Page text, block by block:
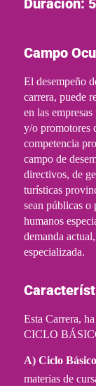
Campo
El desempeño
carrera, puede
en las
y/o promotores
competencia
campo de
directivos, de
turísticas
sean públicas o
humanos
demanda
especializada.
Esta Carrera,
CICLO
A) Ciclo
materias de